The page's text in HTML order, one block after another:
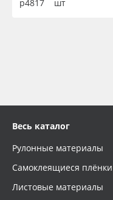
р4817 шт
Весь каталог
Рулонные материалы
Самоклеящиеся плёнки
Листовые материалы